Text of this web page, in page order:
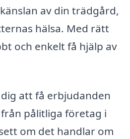
av din trädgård,
hälsa. Med rätt
och enkelt få hjälp av
att få erbjudanden
pålitliga företag i
om det handlar om